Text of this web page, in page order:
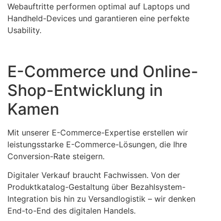
Webauftritte performen optimal auf Laptops und
Handheld-Devices und garantieren eine perfekte
Usability.
E-Commerce und Online-
Shop-Entwicklung in
Kamen
Mit unserer E-Commerce-Expertise erstellen wir
leistungsstarke E-Commerce-Lösungen, die Ihre
Conversion-Rate steigern.
Digitaler Verkauf braucht Fachwissen. Von der
Produktkatalog-Gestaltung über Bezahlsystem-
Integration bis hin zu Versandlogistik – wir denken
End-to-End des digitalen Handels.